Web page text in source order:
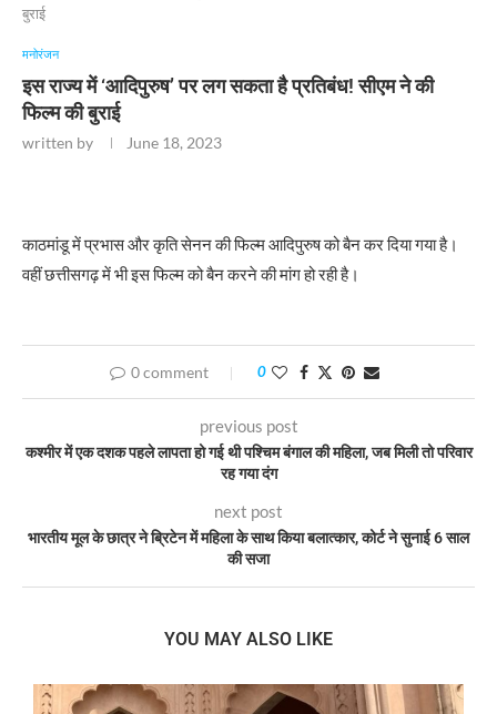
बुराई
मनोरंजन
इस राज्य में ‘आदिपुरुष’ पर लग सकता है प्रतिबंध! सीएम ने की
फिल्म की बुराई
written by June 18, 2023
काठमांडू में प्रभास और कृति सेनन की फिल्म आदिपुरुष को बैन कर दिया गया है।
वहीं छत्तीसगढ़ में भी इस फिल्म को बैन करने की मांग हो रही है।
0 comment 0
previous post
कश्मीर में एक दशक पहले लापता हो गई थी पश्चिम बंगाल की महिला, जब मिली तो परिवार
रह गया दंग
next post
भारतीय मूल के छात्र ने ब्रिटेन में महिला के साथ किया बलात्कार, कोर्ट ने सुनाई 6 साल
की सजा
YOU MAY ALSO LIKE